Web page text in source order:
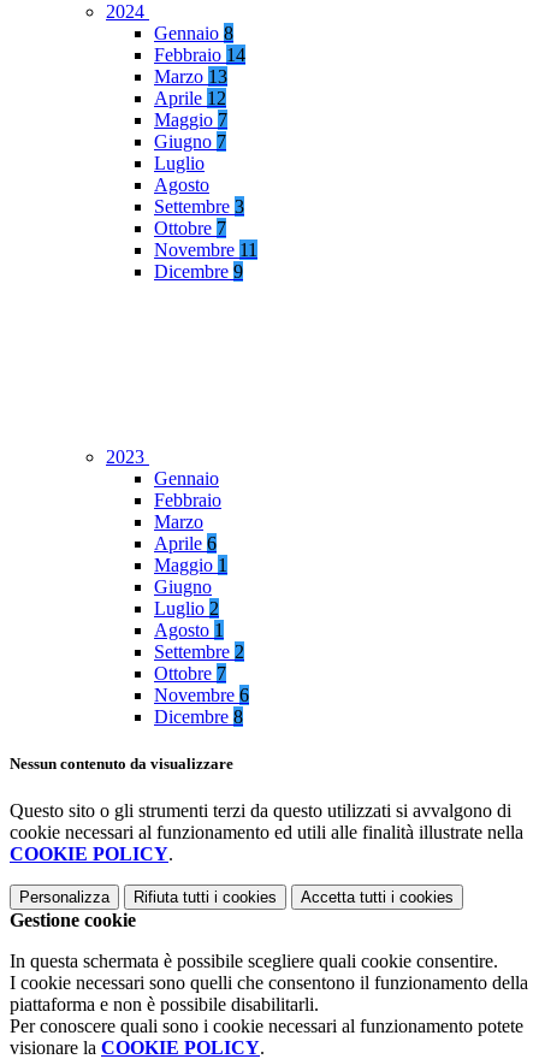
2024
Gennaio 8
Febbraio 14
Marzo 13
Aprile 12
Maggio 7
Giugno 7
Luglio
Agosto
Settembre 3
Ottobre 7
Novembre 11
Dicembre 9
2023
Gennaio
Febbraio
Marzo
Aprile 6
Maggio 1
Giugno
Luglio 2
Agosto 1
Settembre 2
Ottobre 7
Novembre 6
Dicembre 8
Nessun contenuto da visualizzare
Questo sito o gli strumenti terzi da questo utilizzati si avvalgono di
cookie necessari al funzionamento ed utili alle finalità illustrate nella
COOKIE POLICY.
Personalizza Rifiuta tutti i cookies Accetta tutti i cookies
Gestione cookie
In questa schermata è possibile scegliere quali cookie consentire.
I cookie necessari sono quelli che consentono il funzionamento della
piattaforma e non è possibile disabilitarli.
Per conoscere quali sono i cookie necessari al funzionamento potete
visionare la COOKIE POLICY.